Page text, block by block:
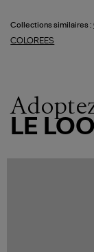
Collections similaires :
COLOREES
LE